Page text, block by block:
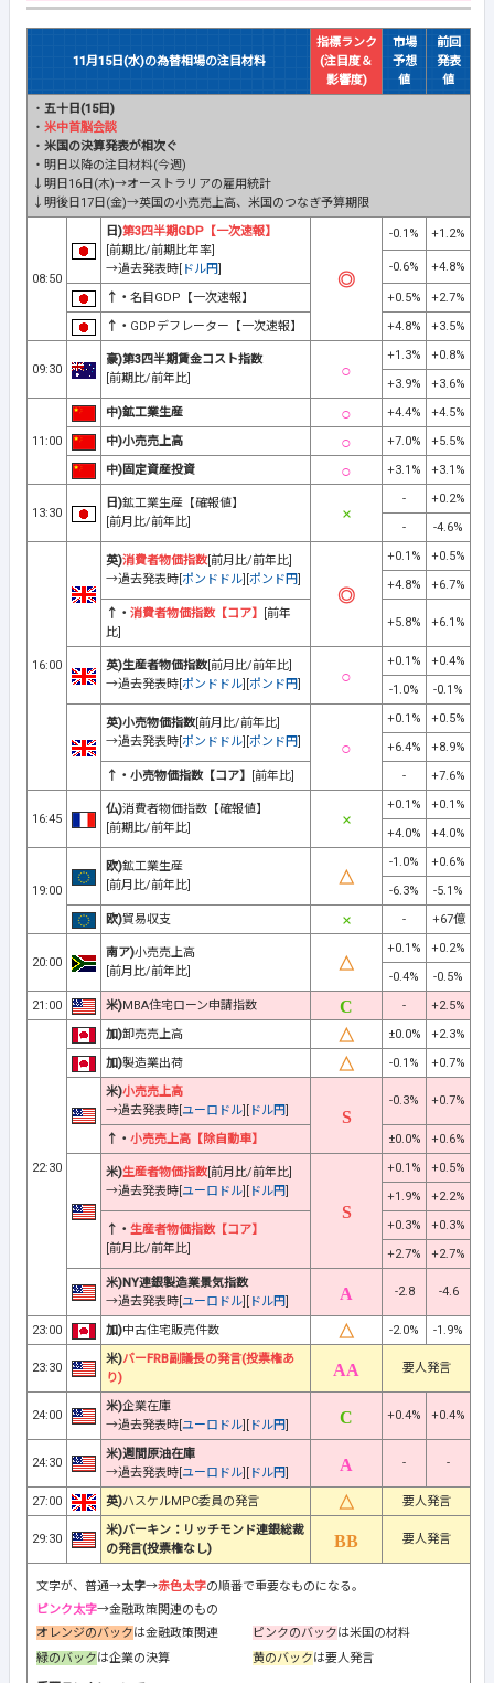
11月15日(水)の為替相場の注目材料
指標ランク
(注目度＆
影響度)
市場
予想
値
前回
発表
値
・ 五十日(15日)
・ 米中首脳会談
・ 米国の決算発表が相次ぐ
・明日以降の注目材料(今週)
↓明日16日(木)→オーストラリアの雇用統計
↓明後日17日(金)→英国の小売売上高、米国のつなぎ予算期限
08:50
日)第3四半期GDP【一次速報】
[前期比/前期比年率]
→過去発表時[ ドル円
-0.1% +1.2%
-0.6% +4.8%
↑・ 名目GDP【一次速報】 +0.5%
+2.7%
↑・ GDPデフレーター【一次速報】 +4.8% +3.5%
09:30
豪)第3四半期賃金コスト指数
[前期比/前年比]
+1.3%
+0.8%
+3.9%
+3.6%
11:00
中)鉱工業生産 +4.4%
+4.5%
中)小売売上高
+7.0%
+5.5%
中)固定資産投資
+3.1% +3.1%
13:30
日)鉱工業生産【確報値】
[前月比/前年比]
-
+0.2%
-
-4.6%
16:00
英)消費者物価指数[前月比/前年比]
→過去発表時[ ポンドドル ポンド円
+0.1%
+0.5%
+4.8%
+6.7%
↑・ 消費者物価指数【コア】
[前年
比]
+5.8% +6.1%
英)生産者物価指数[前月比/前年比]
→過去発表時[ ポンドドル ポンド円
+0.1%
+0.4%
-1.0%
-0.1%
英)小売物価指数[前月比/前年比]
→過去発表時[ ポンドドル ポンド円
+0.1%
+0.5%
+6.4%
+8.9%
↑・小売物価指数【コア】
[前年比] - +7.6%
16:45
仏)消費者物価指数【確報値】
[前期比/前年比]
+0.1%
+0.1%
+4.0%
+4.0%
19:00
欧)鉱工業生産
[前月比/前年比]
-1.0%
+0.6%
-6.3%
-5.1%
欧)貿易収支 - +67億
20:00
南ア)小売売上高
[前月比/前年比]
+0.1%
+0.2%
-0.4%
-0.5%
21:00
米)MBA住宅ローン申請指数 - +2.5%
22:30
加)卸売売上高 ±0.0%
+2.3%
加)製造業出荷 -0.1%
+0.7%
米)小売売上高
→過去発表時[ ユーロドル ドル円
-0.3% +0.7%
↑・ 小売売上高【除自動車】 ±0.0% +0.6%
米)生産者物価指数 [前月比/前年比]
→過去発表時[ ユーロドル ドル円
+0.1%
+0.5%
+1.9%
+2.2%
↑・ 生産者物価指数【コア】
[前月比/前年比]
+0.3%
+0.3%
+2.7%
+2.7%
米)NY連銀製造業景気指数
→過去発表時[ ユーロドル ドル円
-2.8 -4.6
23:00 加)中古住宅販売件数 -2.0% -1.9%
23:30
米)バーFRB副議長の発言(投票権あ
り)
要人発言
24:00
米)企業在庫
→過去発表時[ ユーロドル ドル円
+0.4% +0.4%
24:30
米)週間原油在庫
→過去発表時[ ユーロドル ドル円
- -
27:00 英)ハスケルMPC委員の発言 要人発言
29:30
米)バーキン：リッチモンド連銀総裁
の発言(投票権なし)
要人発言
文字が、普通→太字→赤色太字の順番で重要なものになる。
ピンク太字→金融政策関連のもの
オレンジのバックは金融政策関連 ピンクのバックは米国の材料
緑のバックは企業の決算 黄のバックは要人発言